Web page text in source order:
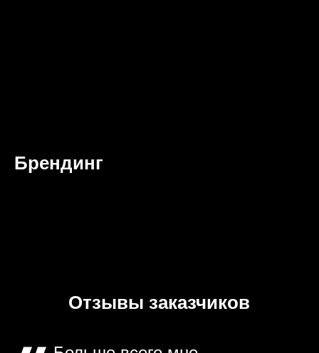
Брендинг
Отзывы заказчиков